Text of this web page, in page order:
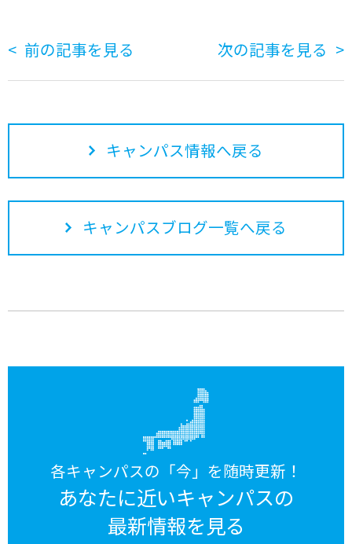
前の記事を見る 次の記事を見る
キャンパス情報へ戻る
キャンパスブログ一覧へ戻る
各キャンパスの「今」を随時更新！
あなたに近いキャンパスの
最新情報を見る